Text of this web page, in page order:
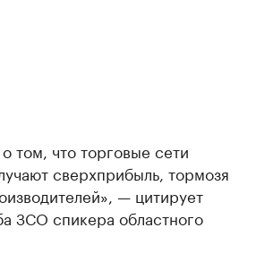
том, что торговые сети
сверхприбыль, тормозя
— цитирует
ЗСО спикера областного